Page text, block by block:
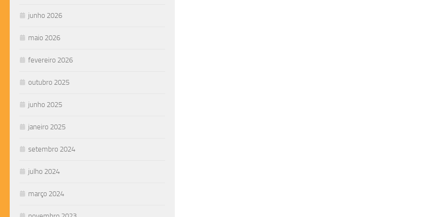
junho 2026
maio 2026
fevereiro 2026
outubro 2025
junho 2025
janeiro 2025
setembro 2024
julho 2024
março 2024